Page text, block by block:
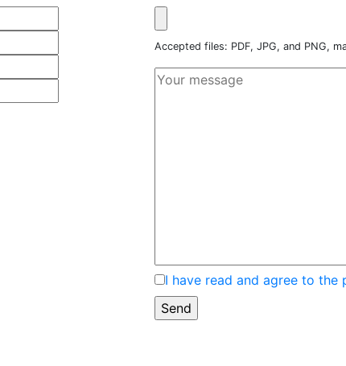
Accepted files: PDF, JPG, and PNG,
I have read and agree to the